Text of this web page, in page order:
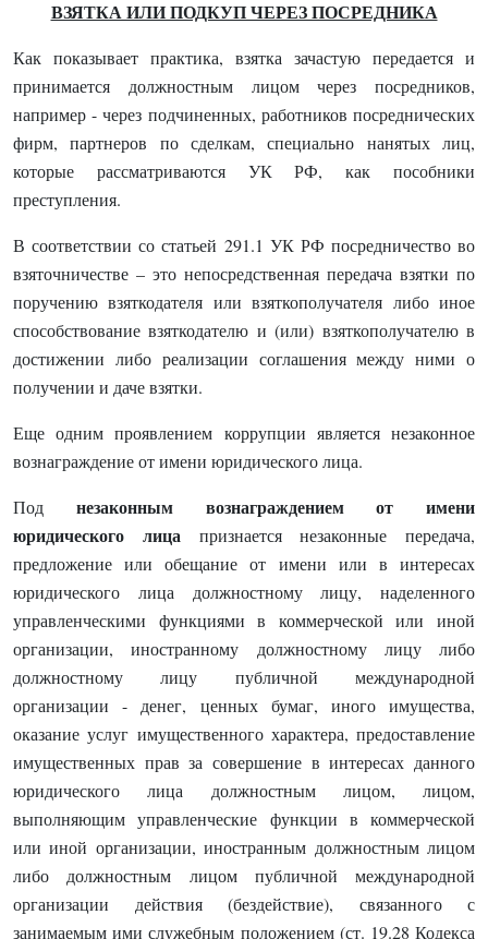
ВЗЯТКА ИЛИ ПОДКУП ЧЕРЕЗ ПОСРЕДНИКА
Как показывает практика, взятка зачастую передается и
принимается должностным лицом через посредников,
например - через подчиненных, работников посреднических
фирм, партнеров по сделкам, специально нанятых лиц,
которые рассматриваются УК РФ, как пособники
преступления.
В соответствии со статьей 291.1 УК РФ посредничество во
взяточничестве – это непосредственная передача взятки по
поручению взяткодателя или взяткополучателя либо иное
способствование взяткодателю и (или) взяткополучателю в
достижении либо реализации соглашения между ними о
получении и даче взятки.
Еще одним проявлением коррупции является незаконное
вознаграждение от имени юридического лица.
Под незаконным вознаграждением от имени
юридического лица признается незаконные передача,
предложение или обещание от имени или в интересах
юридического лица должностному лицу, наделенного
управленческими функциями в коммерческой или иной
организации, иностранному должностному лицу либо
должностному лицу публичной международной
организации - денег, ценных бумаг, иного имущества,
оказание услуг имущественного характера, предоставление
имущественных прав за совершение в интересах данного
юридического лица должностным лицом, лицом,
выполняющим управленческие функции в коммерческой
или иной организации, иностранным должностным лицом
либо должностным лицом публичной международной
организации действия (бездействие), связанного с
занимаемым ими служебным положением (ст. 19.28 Кодекса